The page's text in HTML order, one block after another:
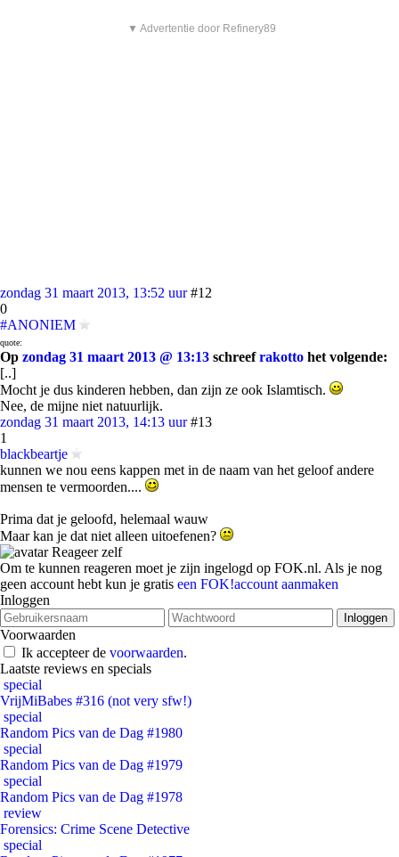
▼ Advertentie door Refinery89
zondag 31 maart 2013, 13:52 uur #12
0
#ANONIEM
quote:
Op zondag 31 maart 2013 @ 13:13 schreefrakotto het volgende:
[..]
Mocht je dus kinderen hebben, dan zijn ze ook Islamtisch.
Nee, de mijne niet natuurlijk.
zondag 31 maart 2013, 14:13 uur #13
1
blackbeartje
kunnen we nou eens kappen met in de naam van het geloof andere
mensen te vermoorden....
Prima dat je geloofd, helemaal wauw
Maar kan je dat niet alleen uitoefenen?
Reageer zelf
Om te kunnen reageren moet je zijn ingelogd op FOK.nl. Als je nog
geen account hebt kun je gratis een FOK!account aanmaken
Inloggen
Voorwaarden
Ik accepteer de voorwaarden.
Laatste reviews en specials
special
VrijMiBabes #316 (not very sfw!)
special
Random Pics van de Dag #1980
special
Random Pics van de Dag #1979
special
Random Pics van de Dag #1978
review
Forensics: Crime Scene Detective
special